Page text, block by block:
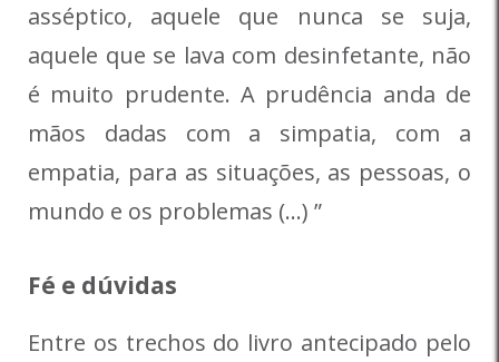
asséptico, aquele que nunca se suja,
aquele que se lava com desinfetante, não
é muito prudente. A prudência anda de
mãos dadas com a simpatia, com a
empatia, para as situações, as pessoas, o
mundo e os problemas (…) ”
Fé e dúvidas
Entre os trechos do livro antecipado pelo